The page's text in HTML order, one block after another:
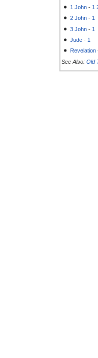
1 John - 1
2 John - 1
3 John - 1
Jude - 1
Revelation
See Also: Old